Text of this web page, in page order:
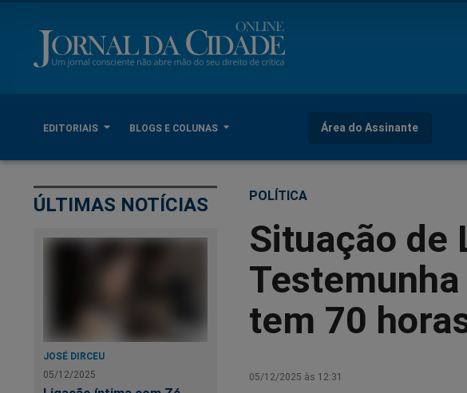
EDITORIAIS BLOGS E COLUNAS Área do Assinante
ÚLTIMAS NOTÍCIAS
JOSÉ DIRCEU
05/12/2025
POLÍTICA
Situação de
tem 70
05/12/2025 às 12:31